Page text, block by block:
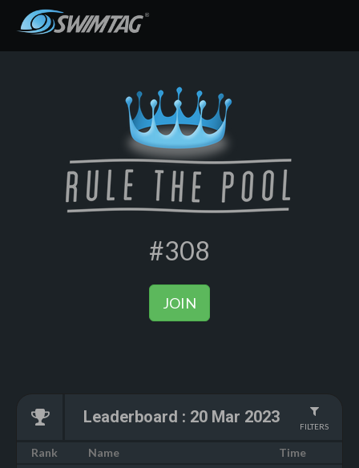
#308
JOIN
Leaderboard : 20 Mar 2023 FILTERS
Rank Name Time